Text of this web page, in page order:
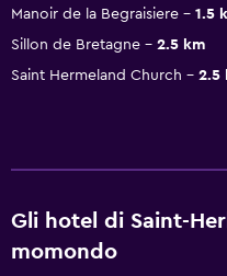
Manoir de la Begraisiere
1.5
Sillon de Bretagne
2.5 km
Saint Hermeland Church
2.5
Gli hotel di Saint-
momondo